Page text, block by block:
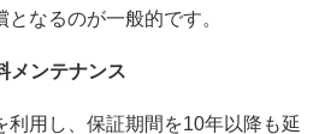
なるのが一般的です。
メンテナンス
利用し、保証期間を10年以降も延